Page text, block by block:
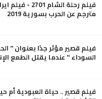
فيلم رحلة الشام 2701 -
مترجم عن الحرب بسورية 2019
فيلم قصير مؤثر جدًا بعنوان "
السوداء " عندما يقتل الطمع
فيلم قصير .. حياة العبودية أم